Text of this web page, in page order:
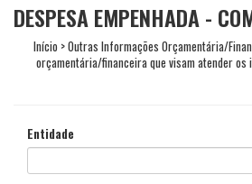
DESPESA EMPENHADA -
Início > Outras Informações Orçamentária/
orçamentária/financeira que visam atender os
Entidade